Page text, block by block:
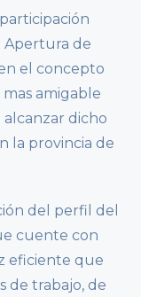
Apertura de
el concepto
amigable
alcanzar dicho
la provincia de
del perfil del
cuente con
eficiente que
de trabajo, de